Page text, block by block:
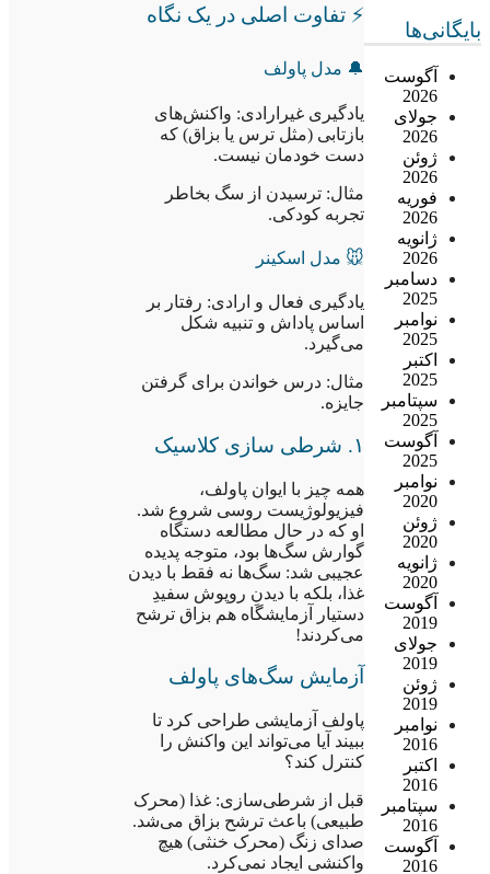
بایگانی‌ها
آگوست
2026
جولای
2026
ژوئن
2026
فوریه
2026
ژانویه
2026
دسامبر
2025
نوامبر
2025
اکتبر
2025
سپتامبر
2025
آگوست
2025
نوامبر
2020
ژوئن
2020
ژانویه
2020
آگوست
2019
جولای
2019
ژوئن
2019
نوامبر
2016
اکتبر
2016
سپتامبر
2016
آگوست
2016
⚡ تفاوت اصلی در یک نگاه
🔔 مدل پاولف
یادگیری غیرارادی: واکنش‌های
بازتابی (مثل ترس یا بزاق) که
دست خودمان نیست.
مثال: ترسیدن از سگ بخاطر
تجربه کودکی.
🐭 مدل اسکینر
یادگیری فعال و ارادی: رفتار بر
اساس پاداش و تنبیه شکل
می‌گیرد.
مثال: درس خواندن برای گرفتن
جایزه.
۱. شرطی سازی کلاسیک
همه چیز با ایوان پاولف،
فیزیولوژیست روسی شروع شد.
او که در حال مطالعه دستگاه
گوارش سگ‌ها بود، متوجه پدیده
عجیبی شد: سگ‌ها نه فقط با دیدن
غذا، بلکه با دیدنِ روپوش سفیدِ
دستیار آزمایشگاه هم بزاق ترشح
می‌کردند!
آزمایش سگ‌های پاولف
پاولف آزمایشی طراحی کرد تا
ببیند آیا می‌تواند این واکنش را
کنترل کند؟
قبل از شرطی‌سازی: غذا (محرک
طبیعی) باعث ترشح بزاق می‌شد.
صدای زنگ (محرک خنثی) هیچ
واکنشی ایجاد نمی‌کرد.